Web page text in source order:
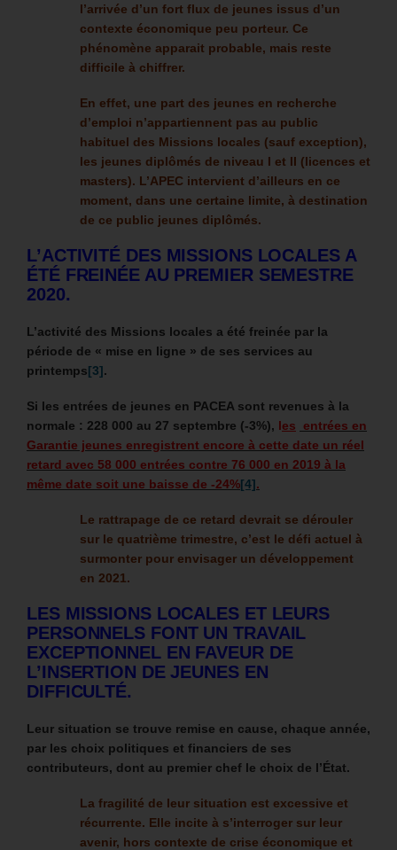
l’arrivée d’un fort flux de jeunes issus d’un
contexte économique peu porteur. Ce
phénomène apparait probable, mais reste
difficile à chiffrer.
En effet, une part des jeunes en recherche
d’emploi n’appartiennent pas au public
habituel des Missions locales (sauf exception),
les jeunes diplômés de niveau I et II (licences et
masters). L’APEC intervient d’ailleurs en ce
moment, dans une certaine limite, à destination
de ce public jeunes diplômés.
L’ACTIVITÉ DES MISSIONS LOCALES A
ÉTÉ FREINÉE AU PREMIER SEMESTRE
2020.
L’activité des Missions locales a été freinée par la
période de « mise en ligne » de ses services au
printemps[3].
Si les entrées de jeunes en PACEA sont revenues à la
normale : 228 000 au 27 septembre (-3%), les
entrées en
Garantie jeunes enregistrent encore à cette date un réel
retard avec 58 000 entrées contre 76 000 en 2019 à la
même date soit une baisse de -24%[4].
Le rattrapage de ce retard devrait se dérouler
sur le quatrième trimestre, c’est le défi actuel à
surmonter pour envisager un développement
en 2021.
LES MISSIONS LOCALES ET LEURS
PERSONNELS FONT UN TRAVAIL
EXCEPTIONNEL EN FAVEUR DE
L’INSERTION DE JEUNES EN
DIFFICULTÉ.
Leur situation se trouve remise en cause, chaque année,
par les choix politiques et financiers de ses
contributeurs, dont au premier chef le choix de l’État.
La fragilité de leur situation est excessive et
récurrente. Elle incite à s’interroger sur leur
avenir, hors contexte de crise économique et